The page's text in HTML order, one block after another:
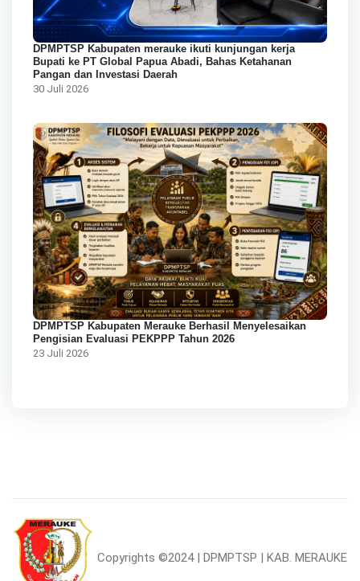
DPMPTSP Kabupaten merauke ikuti kunjungan kerja
Bupati ke PT Global Papua Abadi, Bahas Ketahanan
Pangan dan Investasi Daerah
30 Juli 2026
DPMPTSP Kabupaten Merauke Berhasil Menyelesaikan
Pengisian Evaluasi PEKPPP Tahun 2026
23 Juli 2026
Copyrights ©2024 | DPMPTSP | KAB. MERAUKE